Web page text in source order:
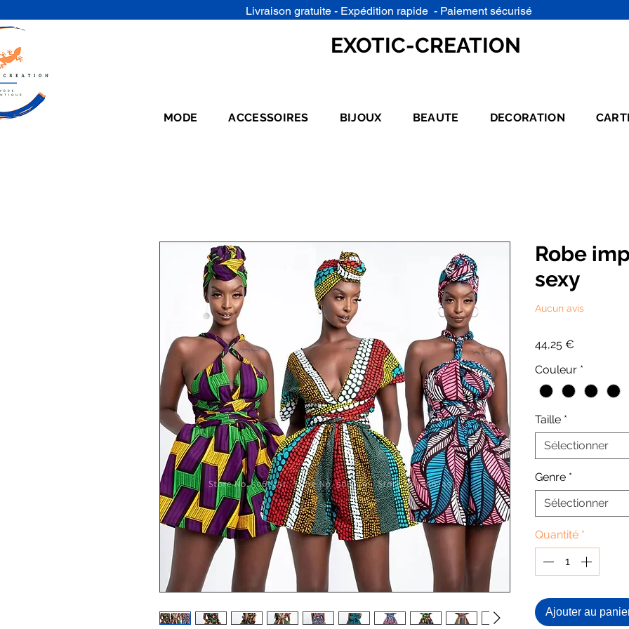
Livraison gratuite - Expédition rapide - Paiement sécurisé
EXOTIC-CREATION
MODE ACCESSOIRES BIJOUX BEAUTE DECORATION
Robe
sexy
Aucun avis
44,25 €
Couleur *
Taille *
Sélectionner
Genre *
Sélectionner
Quantité *
Ajouter au